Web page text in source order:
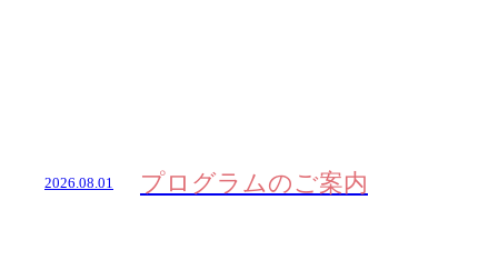
2026.08.01 プログラムのご案内